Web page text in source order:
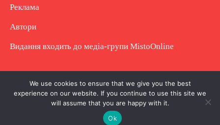
Реклама
Автори
Видання входить до медіа-групи MistoOnline
Copyright © Повне використання матеріалу
заборонено. Частково можна з гіперпосиланням.
We use cookies to ensure that we give you the best
experience on our website. If you continue to use this site we
will assume that you are happy with it.
Ok